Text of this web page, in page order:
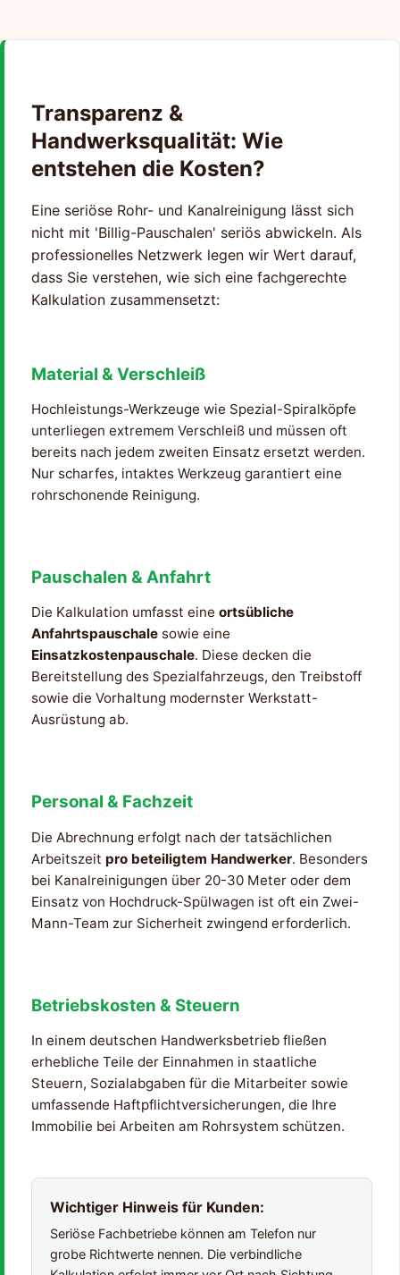
Transparenz &
Handwerksqualität: Wie
entstehen die Kosten?
Eine seriöse Rohr- und Kanalreinigung lässt sich
nicht mit 'Billig-Pauschalen' seriös abwickeln. Als
professionelles Netzwerk legen wir Wert darauf,
dass Sie verstehen, wie sich eine fachgerechte
Kalkulation zusammensetzt:
Material & Verschleiß
Hochleistungs-Werkzeuge wie Spezial-Spiralköpfe
unterliegen extremem Verschleiß und müssen oft
bereits nach jedem zweiten Einsatz ersetzt werden.
Nur scharfes, intaktes Werkzeug garantiert eine
rohrschonende Reinigung.
Pauschalen & Anfahrt
Die Kalkulation umfasst eine ortsübliche
Anfahrtspauschale sowie eine
Einsatzkostenpauschale. Diese decken die
Bereitstellung des Spezialfahrzeugs, den Treibstoff
sowie die Vorhaltung modernster Werkstatt-
Ausrüstung ab.
Personal & Fachzeit
Die Abrechnung erfolgt nach der tatsächlichen
Arbeitszeit pro beteiligtem Handwerker. Besonders
bei Kanalreinigungen über 20-30 Meter oder dem
Einsatz von Hochdruck-Spülwagen ist oft ein Zwei-
Mann-Team zur Sicherheit zwingend erforderlich.
Betriebskosten & Steuern
In einem deutschen Handwerksbetrieb fließen
erhebliche Teile der Einnahmen in staatliche
Steuern, Sozialabgaben für die Mitarbeiter sowie
umfassende Haftpflichtversicherungen, die Ihre
Immobilie bei Arbeiten am Rohrsystem schützen.
Wichtiger Hinweis für Kunden:
Seriöse Fachbetriebe können am Telefon nur
grobe Richtwerte nennen. Die verbindliche